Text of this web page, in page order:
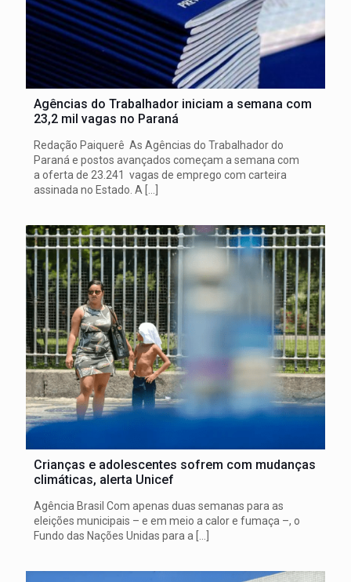
Agências do Trabalhador iniciam a semana com
23,2 mil vagas no Paraná
Redação Paiquerê As Agências do Trabalhador do
Paraná e postos avançados começam a semana com
a oferta de 23.241 vagas de emprego com carteira
assinada no Estado. A […]
Crianças e adolescentes sofrem com mudanças
climáticas, alerta Unicef
Agência Brasil Com apenas duas semanas para as
eleições municipais – e em meio a calor e fumaça –, o
Fundo das Nações Unidas para a